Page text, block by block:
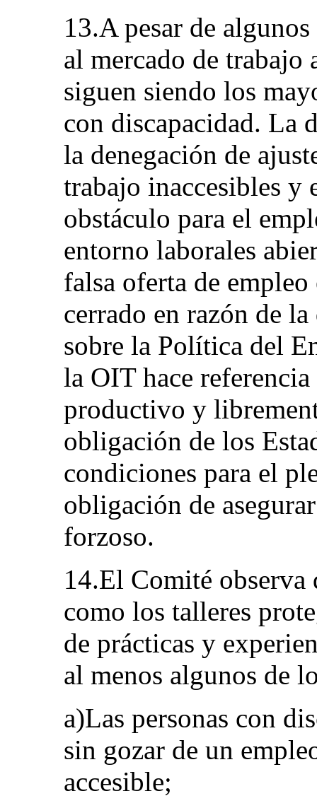
13.A pesar de
al mercado de trabajo
siguen siendo los
con discapacidad. La
la denegación de
trabajo inaccesibles y
obstáculo para el
entorno laborales
falsa oferta de
cerrado en razón de
sobre la Política del
la OIT hace
productivo y
obligación de los
condiciones para el
obligación de
forzoso.
14.El Comité observa
como los talleres
de prácticas y
al menos algunos de
a)Las personas con
sin gozar de un
accesible;